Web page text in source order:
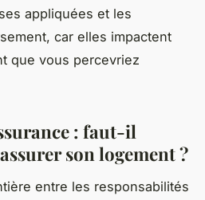
appliquées et les
car elles impactent
que vous percevriez
: faut-il
son logement ?
entre les responsabilités